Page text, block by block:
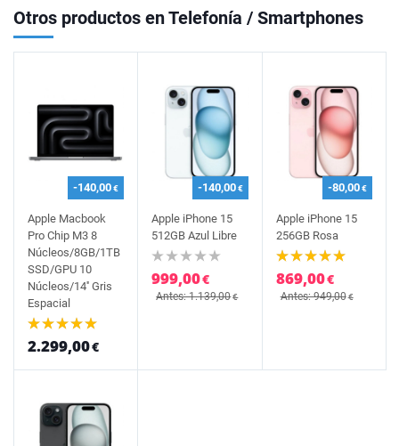
Otros productos en Telefonía / Smartphones
-140,00€
Apple Macbook
Pro Chip M3 8
Núcleos/8GB/1TB
SSD/GPU 10
Núcleos/14'' Gris
Espacial
2.299,00€
-140,00€
Apple iPhone 15
512GB Azul Libre
999,00€
Antes: 1.139,00€
-80,00€
Apple iPhone 15
256GB Rosa
869,00€
Antes: 949,00€